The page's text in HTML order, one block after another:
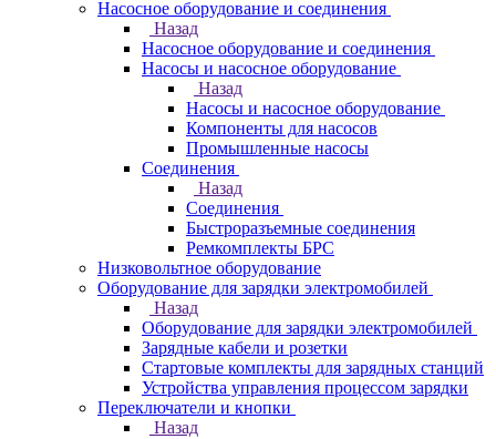
Насосное оборудование и соединения
Назад
Насосное оборудование и соединения
Насосы и насосное оборудование
Назад
Насосы и насосное оборудование
Компоненты для насосов
Промышленные насосы
Соединения
Назад
Соединения
Быстроразъемные соединения
Ремкомплекты БРС
Низковольтное оборудование
Оборудование для зарядки электромобилей
Назад
Оборудование для зарядки электромобилей
Зарядные кабели и розетки
Стартовые комплекты для зарядных станций
Устройства управления процессом зарядки
Переключатели и кнопки
Назад